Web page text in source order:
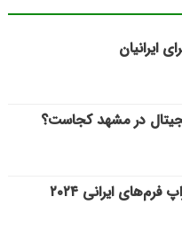
ایرانیان
در مشهد کجاست؟
ایرانی ۲۰۲۴